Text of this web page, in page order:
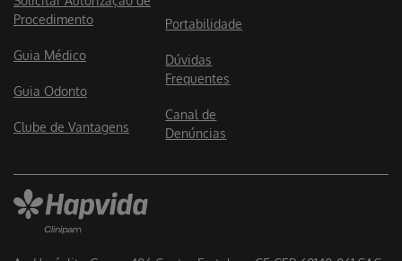
Procedimento
Guia Médico
Guia Odonto
Clube de Vantagens
Portabilidade
Dúvidas
Frequentes
Canal de
Denúncias